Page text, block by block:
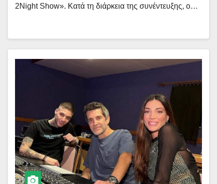
2Night Show». Κατά τη διάρκεια της συνέντευξης, ο…